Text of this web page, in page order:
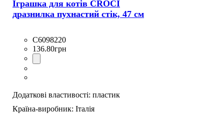
Іграшка для котів CROCI
дразнилка пухнастий стік, 47 см
C6098220
136.80грн
Додаткові властивості: пластик
Країна-виробник: Італія